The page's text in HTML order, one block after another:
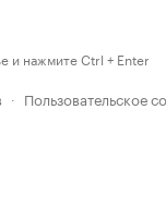
и нажмите Ctrl + Enter
· Пользовательское